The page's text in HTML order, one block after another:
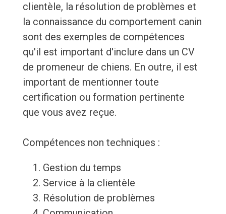
clientèle, la résolution de problèmes et
la connaissance du comportement canin
sont des exemples de compétences
qu'il est important d'inclure dans un CV
de promeneur de chiens. En outre, il est
important de mentionner toute
certification ou formation pertinente
que vous avez reçue.
Compétences non techniques :
Gestion du temps
Service à la clientèle
Résolution de problèmes